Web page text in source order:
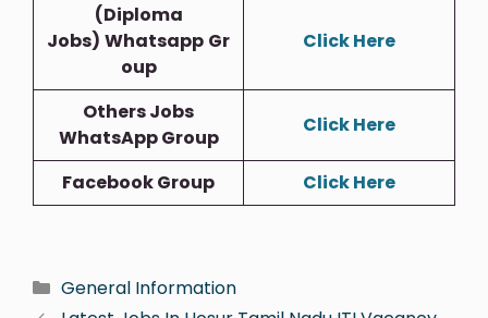
(Diploma
Jobs) Whatsapp Gr
Oup
Click Here
Others Jobs
WhatsApp Group
Click Here
Facebook Group Click Here
General Information